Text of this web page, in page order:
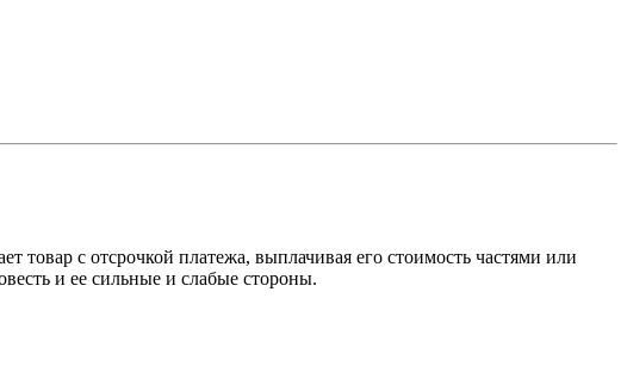
товар с отсрочкой платежа, выплачивая его стоимость частями или
и ее сильные и слабые стороны.